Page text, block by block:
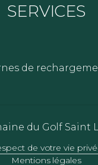
SERVICES
de
du Golf Saint
de votre vie
Mentions légales